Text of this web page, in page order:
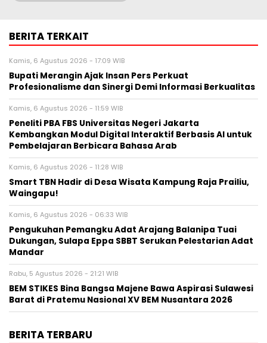
BERITA TERKAIT
Kamis, 6 Agustus 2026 - 17:09 WIB
Bupati Merangin Ajak Insan Pers Perkuat
Profesionalisme dan Sinergi Demi Informasi Berkualitas
Kamis, 6 Agustus 2026 - 11:59 WIB
Peneliti PBA FBS Universitas Negeri Jakarta
Kembangkan Modul Digital Interaktif Berbasis AI untuk
Pembelajaran Berbicara Bahasa Arab
Kamis, 6 Agustus 2026 - 11:28 WIB
Smart TBN Hadir di Desa Wisata Kampung Raja Prailiu,
Waingapu!
Kamis, 6 Agustus 2026 - 06:33 WIB
Pengukuhan Pemangku Adat Arajang Balanipa Tuai
Dukungan, Sulapa Eppa SBBT Serukan Pelestarian Adat
Mandar
Rabu, 5 Agustus 2026 - 21:21 WIB
BEM STIKES Bina Bangsa Majene Bawa Aspirasi Sulawesi
Barat di Pratemu Nasional XV BEM Nusantara 2026
BERITA TERBARU